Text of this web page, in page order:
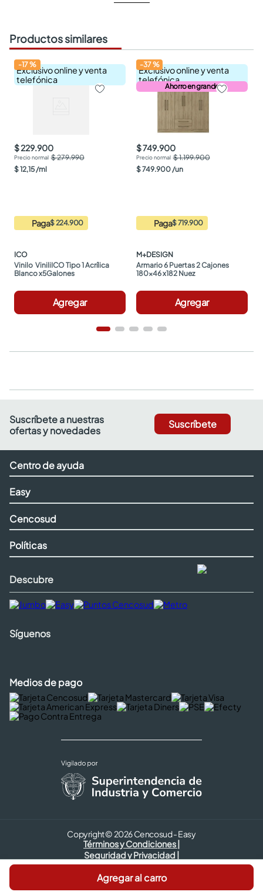
Agregar al carro
Productos similares
Exclusivo online y venta
telefónica
-17%
$ 229.900
$ 279.990
$12,15 /ml
Paga$ 224.900
ICO
Vinilo  ViniliICO Tipo 1 Acrílica
Blanco x5Galones
Agregar
Exclusivo online y venta
telefónica
Ahorro en grande
-37%
$ 749.900
$ 1.199.900
$749.900 /un
Paga$ 719.900
M+DESIGN
Armario 6 Puertas 2 Cajones
180x46 x182 Nuez
Agregar
Suscríbete a nuestras
ofertas y novedades
Suscríbete
Centro de ayuda
Easy
Cencosud
Políticas
Descubre
Síguenos
Medios de pago
Copyright © 2026 Cencosud - Easy
Términos y Condiciones |
Seguridad y Privacidad |
Código de ética